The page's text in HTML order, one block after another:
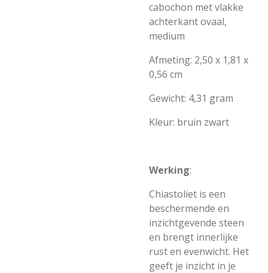
cabochon met vlakke
achterkant ovaal,
medium
Afmeting: 2,50 x 1,81 x
0,56 cm
Gewicht: 4,31 gram
Kleur: bruin zwart
Werking:
Chiastoliet is een
beschermende en
inzichtgevende steen
en brengt innerlijke
rust en evenwicht. Het
geeft je inzicht in je